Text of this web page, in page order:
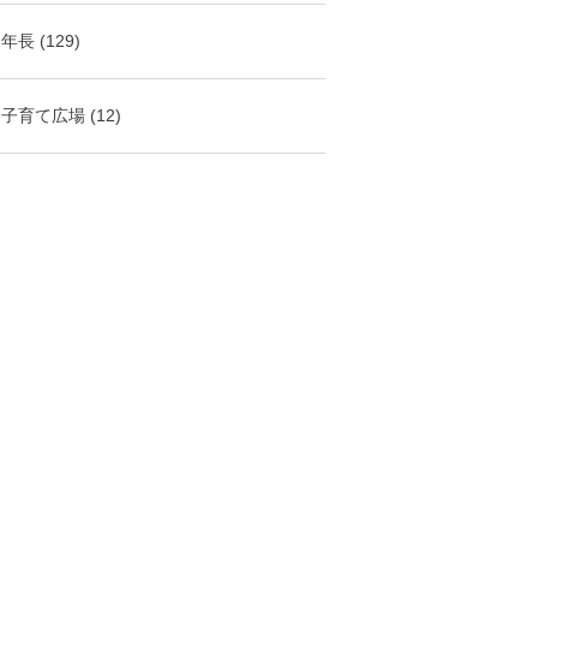
年長(129)
子育て広場(12)